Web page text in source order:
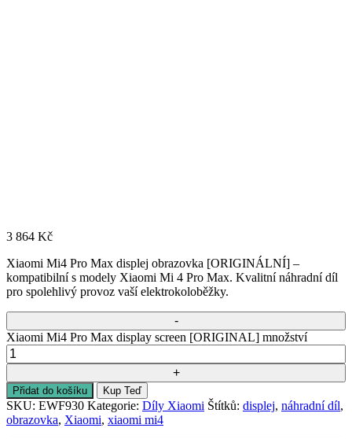
3 864 Kč
Xiaomi Mi4 Pro Max displej obrazovka [ORIGINÁLNÍ] –
kompatibilní s modely Xiaomi Mi 4 Pro Max. Kvalitní náhradní díl
pro spolehlivý provoz vaší elektrokoloběžky.
Xiaomi Mi4 Pro Max display screen [ORIGINAL] množství
Přidat do košíku Kup Teď
SKU: EWF930 Kategorie: Díly Xiaomi Štítků: displej, náhradní díl,
obrazovka, Xiaomi, xiaomi mi4